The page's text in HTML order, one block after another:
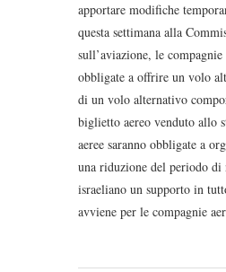
apportare modifiche
questa settimana alla
sull’aviazione, le
obbligate a offrire un volo
di un volo alternativo
biglietto aereo venduto allo
aeree saranno obbligate a
una riduzione del periodo
israeliano un supporto in
avviene per le compagnie